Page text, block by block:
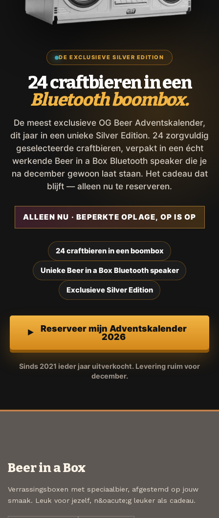
DE EXCLUSIEVE SILVER EDITION
24 craftbieren in een
Bluetooth boombox.
De meest exclusieve OG Beer Adventskalender,
dit jaar in een unieke Silver Edition. 24 zorgvuldig
geselecteerde craftbieren, verpakt in een écht
werkende Beer in a Box Bluetooth speaker die je
na december gewoon laat staan. Het cadeau dat
blijft — alleen nu te reserveren.
ALLEEN NU · BEPERKTE OPLAGE, OP IS OP
24 craftbieren in een boombox
Unieke Beer in a Box Bluetooth speaker
Exclusieve Silver Edition
Reserveer mijn Adventskalender
2026
Sinds 2021 ieder jaar uitverkocht. Levering ruim voor
december.
Beer in a Box
Verrassingsboxen met speciaalbier, afgestemd op jouw
smaak. Leuk voor jezelf, n&oacute;g leuker als cadeau.